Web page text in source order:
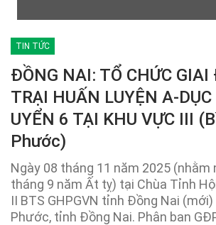
TIN TỨC
ĐỒNG NAI: TỔ CHỨC GIAI
TRẠI HUẤN LUYỆN A-DỤC
UYỂN 6 TẠI KHU VỰC III
Phước)
Ngày 08 tháng 11 năm 2025 (nhằm
tháng 9 năm Ất tỵ) tại Chùa Tỉnh
II BTS GHPGVN tỉnh Đồng Nai
Phước, tỉnh Đồng Nai. Phân ban